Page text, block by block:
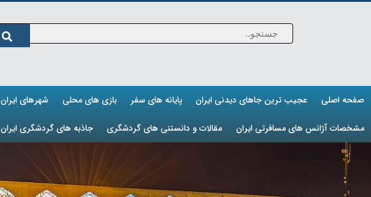
صفحه اصلی عجیب ترین جاهای دیدنی ایران پایانه های سفر بازی های محلی شهرهای ایران
مشخصات آژانس های مسافرتی ایران مقالات و دانستنی های گردشگری جاذبه های گردشگری ایران